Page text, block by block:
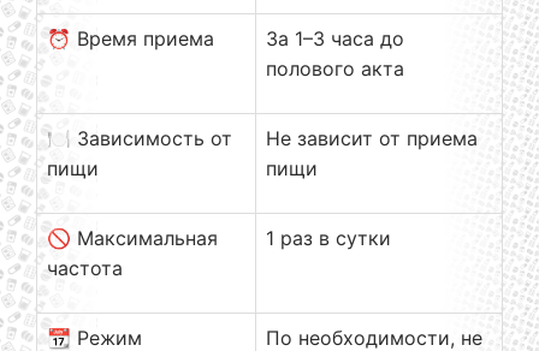
⏰ Время приема
За 1–3 часа до
полового акта
🍽️ Зависимость от
пищи
Не зависит от приема
пищи
🚫 Максимальная
частота
1 раз в сутки
📆 Режим По необходимости, не